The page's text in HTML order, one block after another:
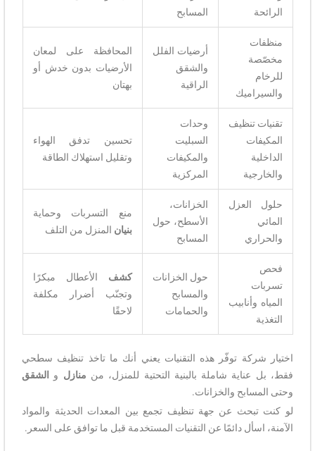
الرائحة
المسابح
منظفات
مخصّصة
للرخام
والسيراميك
أرضيات الفلل
والشقق
الراقية
المحافظة على لمعان
الأرضيات بدون خدش أو
بهتان
تقنيات تنظيف
المكيفات
الداخلية
والخارجية
وحدات
السبليت
والمكيفات
المركزية
تحسين تدفق الهواء
وتقليل استهلاك الطاقة
حلول العزل
المائي
والحراري
الخزانات،
الأسطح، حول
المسابح
منع التسربات وحماية
بنيان المنزل من التلف
فحص
تسربات
المياه وأنابيب
التغذية
حول الخزانات
والمسابح
والحمامات
كشف الأعطال مبكرًا
وتجنّب أضرار مكلفة
لاحقًا
اختيار شركة توفّر هذه التقنيات يعني أنك ما تاخذ تنظيف سطحي
فقط، بل عناية شاملة بالبنية التحتية للمنزل، من منازل و
الشقق
وحتى المسابح والخزانات.
لو كنت تبحث عن جهة تنظيف تجمع بين المعدات الحديثة والمواد
الآمنة، اسأل دائمًا عن التقنيات المستخدمة قبل ما توافق على السعر.